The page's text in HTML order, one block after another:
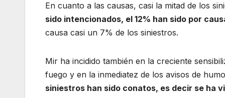
En cuanto a las causas, casi la mitad de los
sido intencionados, el 12% han sido por
causa casi un 7% de los siniestros.
Mir ha incidido también en la creciente
fuego y en la inmediatez de los avisos de
siniestros han sido conatos, es decir se ha